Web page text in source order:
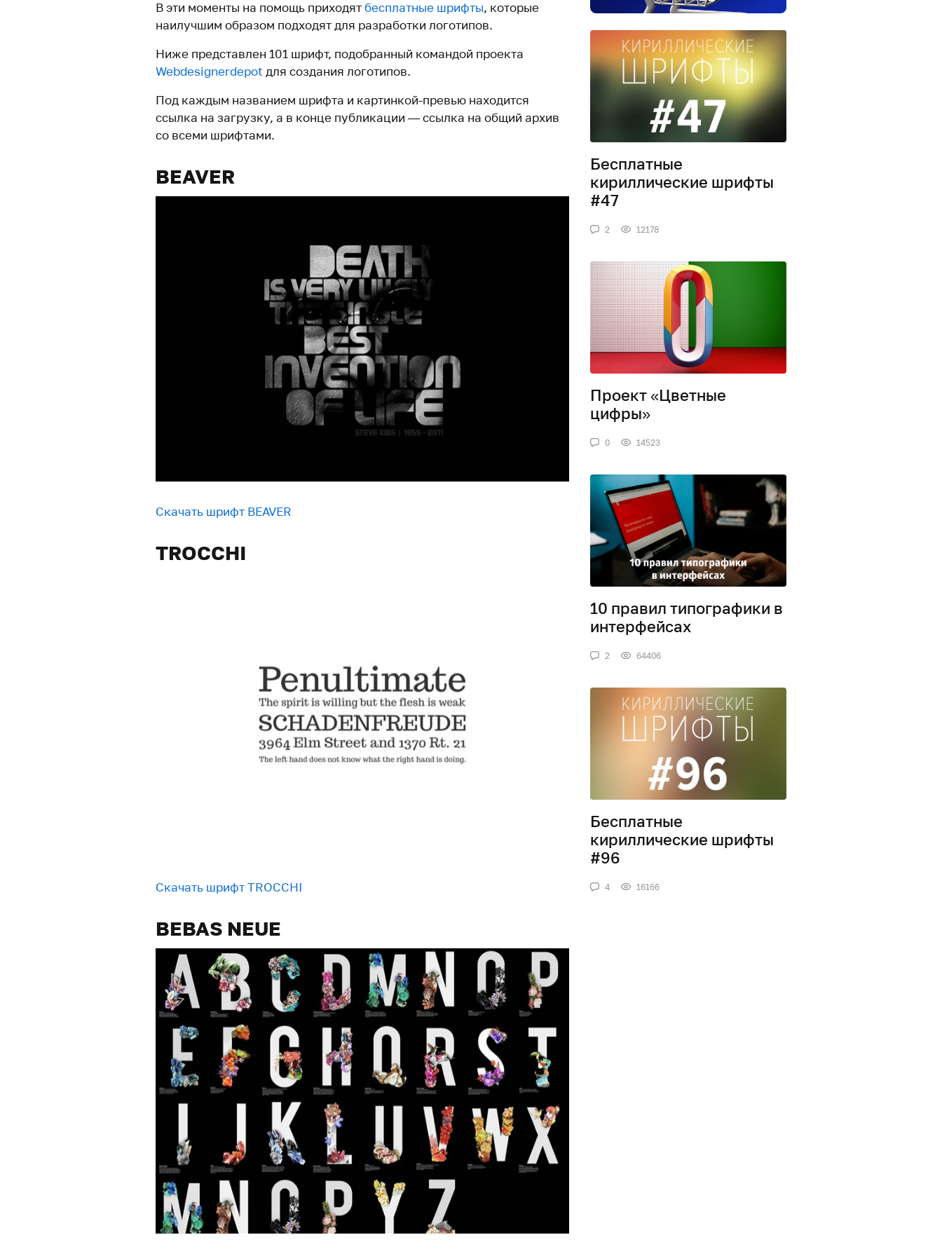
В эти моменты на помощь приходятбесплатные шрифты, которые
наилучшим образом подходят для разработки логотипов.
Ниже представлен 101 шрифт, подобранный командой проекта
Webdesignerdepot для создания логотипов.
Под каждым названием шрифта и картинкой-превью находится
ссылка на загрузку, а в конце публикации — ссылка на общий архив
со всеми шрифтами.
BEAVER
Скачать шрифт BEAVER
TROCCHI
Скачать шрифт TROCCHI
BEBAS NEUE
Бесплатные
кириллические шрифты
#47
2 12178
Проект «Цветные
цифры»
0 14523
10 правил типографики в
интерфейсах
2 64406
Бесплатные
кириллические шрифты
#96
4 16166